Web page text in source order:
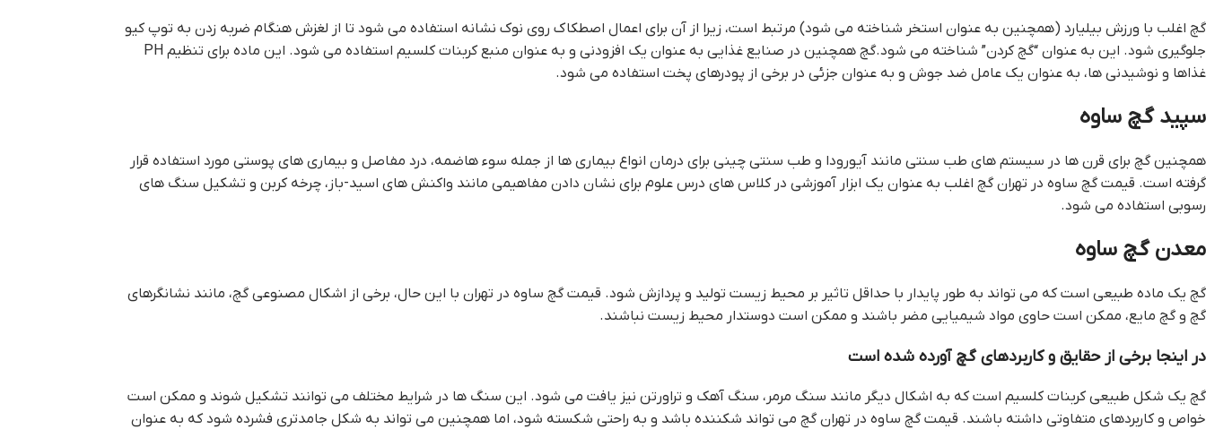
گچ اغلب با ورزش بیلیارد (همچنین به عنوان استخر شناخته می شود) مرتبط است، زیرا از آن برای اعمال اصطکاک روی نوک نشانه استفاده می شود تا از لغزش هنگام ضربه زدن به توپ کیو
جلوگیری شود. این به عنوان “گچ کردن” شناخته می شود.گچ همچنین در صنایع غذایی به عنوان یک افزودنی و به عنوان منبع کربنات کلسیم استفاده می شود. این ماده برای تنظیم PH
غذاها و نوشیدنی ها، به عنوان یک عامل ضد جوش و به عنوان جزئی در برخی از پودرهای پخت استفاده می شود.
سپيد گچ ساوه
همچنین گچ برای قرن ها در سیستم های طب سنتی مانند آیورودا و طب سنتی چینی برای درمان انواع بیماری ها از جمله سوء هاضمه، درد مفاصل و بیماری های پوستی مورد استفاده قرار
گرفته است. قيمت گچ ساوه در تهران گچ اغلب به عنوان یک ابزار آموزشی در کلاس های درس علوم برای نشان دادن مفاهیمی مانند واکنش های اسید-باز، چرخه کربن و تشکیل سنگ های
رسوبی استفاده می شود.
معدن گچ ساوه
گچ یک ماده طبیعی است که می تواند به طور پایدار با حداقل تاثیر بر محیط زیست تولید و پردازش شود. قيمت گچ ساوه در تهران با این حال، برخی از اشکال مصنوعی گچ، مانند نشانگرهای
گچ و گچ مایع، ممکن است حاوی مواد شیمیایی مضر باشند و ممکن است دوستدار محیط زیست نباشند.
در اینجا برخی از حقایق و کاربردهای گچ آورده شده است
گچ یک شکل طبیعی کربنات کلسیم است که به اشکال دیگر مانند سنگ مرمر، سنگ آهک و تراورتن نیز یافت می شود. این سنگ ها در شرایط مختلف می توانند تشکیل شوند و ممکن است
خواص و کاربردهای متفاوتی داشته باشند. قيمت گچ ساوه در تهران گچ می تواند شکننده باشد و به راحتی شکسته شود، اما همچنین می تواند به شکل جامدتری فشرده شود که به عنوان